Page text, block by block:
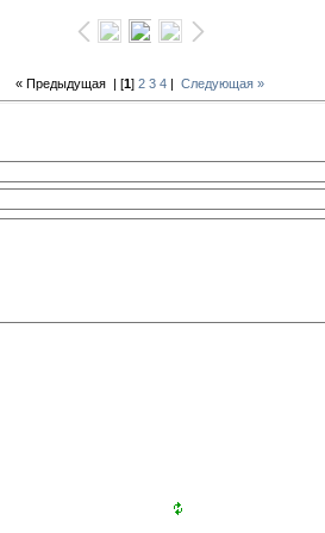
« Предыдущая | [1] 2 3 4 | Следующая »